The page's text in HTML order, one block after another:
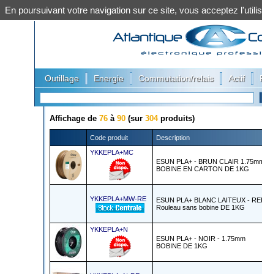
Outillage Energie Commutation/relais Actif
Affichage de 76 à 90 (sur 304produits)
Code produit Description
YKKEPLA+MC
ESUN PLA+ - BRUN CLAIR
BOBINE EN CARTON DE 1KG
YKKEPLA+MW-RE
ESUN PLA+ BLANC LAITEUX -
Rouleau sans bobine DE 1KG
YKKEPLA+N
ESUN PLA+ - NOIR - 1.75mm
BOBINE DE 1KG
En poursuivant votre navigation sur ce site, vous acceptez